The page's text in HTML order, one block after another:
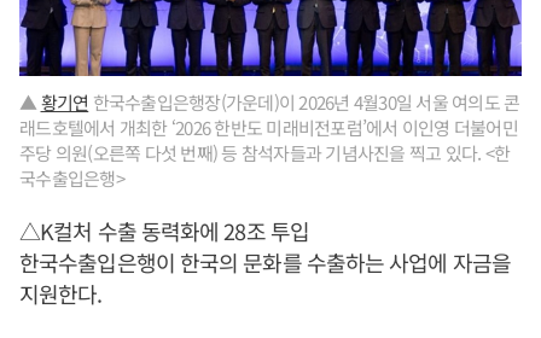
▲황기연 한국수출입은행장(가운데)이 2026년 4월30일 서울 여의도 콘
래드호텔에서 개최한 ‘2026 한반도 미래비전포럼’에서 이인영 더불어민
주당 의원(오른쪽 다섯 번째) 등 참석자들과 기념사진을 찍고 있다. <한
국수출입은행>
△K컬처 수출 동력화에 28조 투입
한국수출입은행이 한국의 문화를 수출하는 사업에 자금을
지원한다.